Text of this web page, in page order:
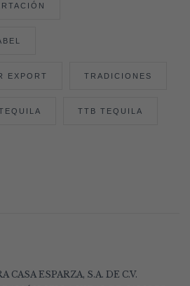
EXPORT TRADICIONES
TTB TEQUILA
CASA ESPARZA, S.A. DE C.V.